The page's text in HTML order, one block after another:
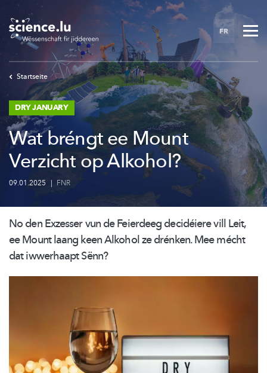
to
main
content
FR
Startseite
DRY JANUARY
Wat bréngt ee Mount
Verzicht op Alkohol?
09.01.2025 | FNR
No den Exzesser vun de Feierdeeg decidéiere vill Leit,
ee Mount laang keen Alkohol ze drénken. Mee mécht
dat iwwerhaapt Sënn?